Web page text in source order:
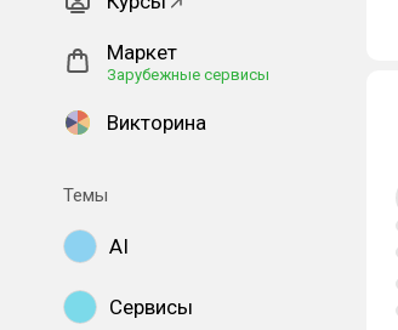
Маркет
Зарубежные сервисы
Викторина
Темы
AI
Сервисы